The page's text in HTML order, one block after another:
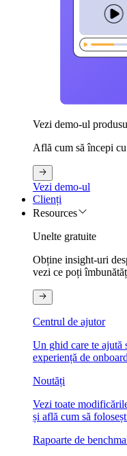
Vezi demo-ul
Află cum să începi
Vezi demo-ul
Clienți
Resources
Unelte gratuite
Obține insight-uri
vezi ce poți
Centrul de ajutor
Un ghid care te ajută
experiență de
Noutăți
Vezi toate
și află cum să
Rapoarte de